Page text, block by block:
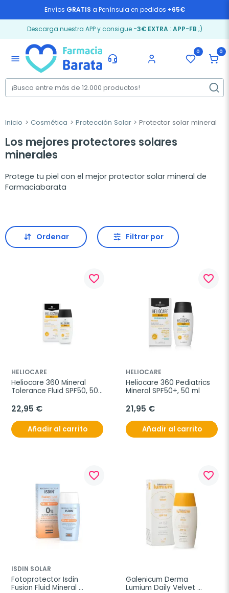
Envíos GRATIS a Península en pedidos +65€
Descarga nuestra APP y consigue -3€ EXTRA: APP-FB ;)
menu
0 0
Inicio Cosmética Protección Solar Protector solar mineral
Los mejores protectores solares
minerales
Protege tu piel con el mejor protector solar mineral de
Farmaciabarata
Ordenar Filtrar por
favorite_border
HELIOCARE
Heliocare 360 Mineral
Tolerance Fluid SPF50, 50
22,95 €
Añadir al carrito
favorite_border
HELIOCARE
Heliocare 360 Pediatrics
Mineral SPF50+, 50 ml
21,95 €
Añadir al carrito
favorite_border
ISDIN SOLAR
Fotoprotector Isdin
Fusion Fluid Mineral
favorite_border
Galenicum Derma
Lumium Daily Velvet